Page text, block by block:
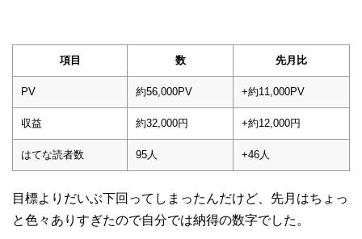
項目 数 先月比
PV 約56,000PV +約11,000PV
収益 約32,000円 +約12,000円
はてな読者数 95人 +46人
目標よりだいぶ下回ってしまったんだけど、先月はちょっ
と色々ありすぎたので自分では納得の数字でした。